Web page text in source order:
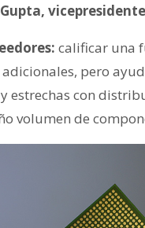
calificar una
pero
estrechas con
volumen de